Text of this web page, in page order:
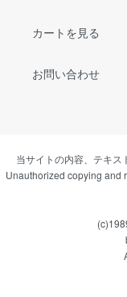
カートを見る
お問い合わせ
当サイトの内容、テキス
Unauthorized copying and